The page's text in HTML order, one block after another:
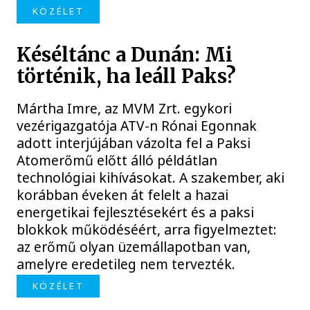
KÖZÉLET
Késéltánc a Dunán: Mi
történik, ha leáll Paks?
Mártha Imre, az MVM Zrt. egykori
vezérigazgatója ATV-n Rónai Egonnak
adott interjújában vázolta fel a Paksi
Atomerőmű előtt álló példátlan
technológiai kihívásokat. A szakember, aki
korábban éveken át felelt a hazai
energetikai fejlesztésekért és a paksi
blokkok működéséért, arra figyelmeztet:
az erőmű olyan üzemállapotban van,
amelyre eredetileg nem tervezték.
KÖZÉLET